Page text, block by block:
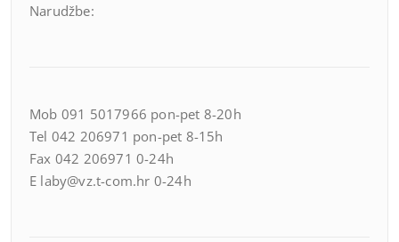
Narudžbe:
Mob 091 5017966 pon-pet 8-20h
Tel 042 206971 pon-pet 8-15h
Fax 042 206971 0-24h
E laby@vz.t-com.hr 0-24h